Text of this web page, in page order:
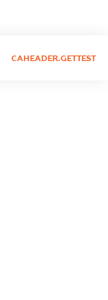
CAHEADER.GETTEST